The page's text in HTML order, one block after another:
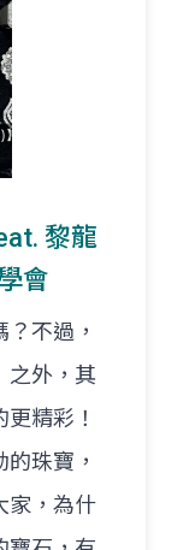
黎龍
會
不過，
之外，其
精彩！
珠寶，
家，為什